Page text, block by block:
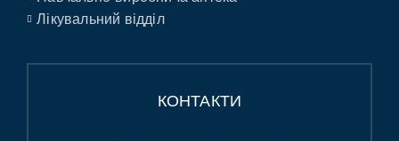
Лікувальний відділ
КОНТАКТИ